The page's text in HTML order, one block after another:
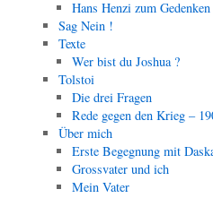
Hans Henzi zum Gedenken
Sag Nein !
Texte
Wer bist du Joshua ?
Tolstoi
Die drei Fragen
Rede gegen den Krieg –
Über mich
Erste Begegnung mit
Grossvater und ich
Mein Vater